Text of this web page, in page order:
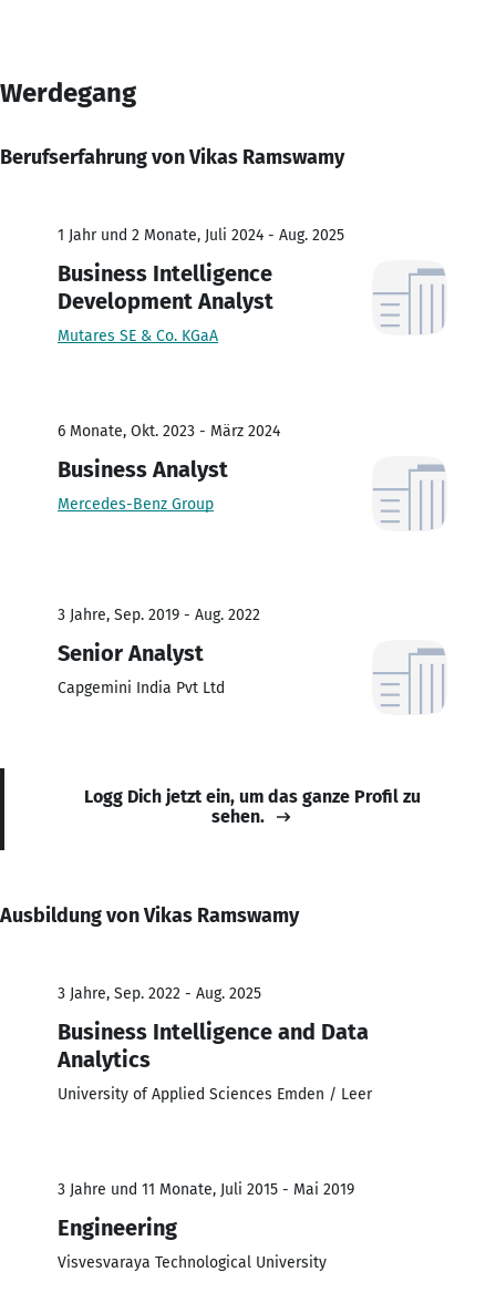
Werdegang
Berufserfahrung von Vikas Ramswamy
1 Jahr und 2 Monate, Juli 2024 - Aug. 2025
Business Intelligence
Development Analyst
Mutares SE & Co. KGaA
6 Monate, Okt. 2023 - März 2024
Business Analyst
Mercedes-Benz Group
3 Jahre, Sep. 2019 - Aug. 2022
Senior Analyst
Capgemini India Pvt Ltd
Logg Dich jetzt ein, um das ganze Profil zu
sehen.
Ausbildung von Vikas Ramswamy
3 Jahre, Sep. 2022 - Aug. 2025
Business Intelligence and Data
Analytics
University of Applied Sciences Emden / Leer
3 Jahre und 11 Monate, Juli 2015 - Mai 2019
Engineering
Visvesvaraya Technological University